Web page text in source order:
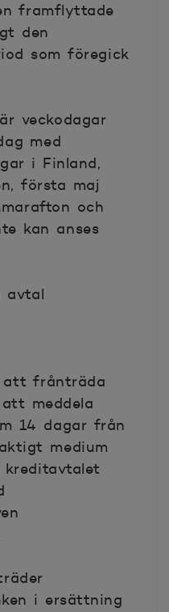
framflyttade
den
som föregick
veckodagar
med
i Finland,
första maj
och
kan anses
avtal
att frånträda
meddela
14 dagar från
medium
i ersättning